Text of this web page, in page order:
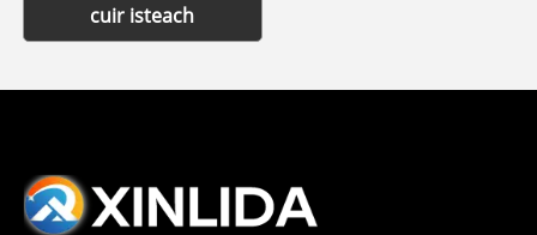
cuir isteach